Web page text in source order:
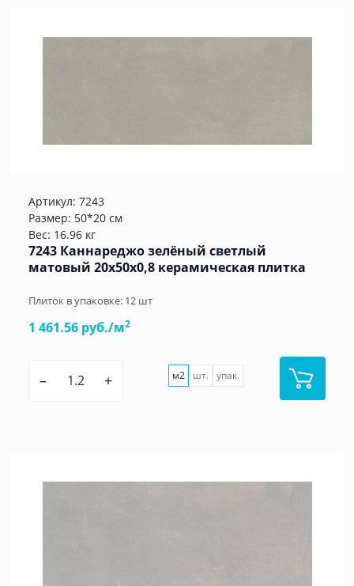
Артикул: 7243
Размер: 50*20 см
Вес: 16.96 кг
7243 Каннареджо зелёный светлый
матовый 20x50x0,8 керамическая плитка
Плиток в упаковке: 12 шт
1 461.56 руб./м2
– + м2 шт. упак.